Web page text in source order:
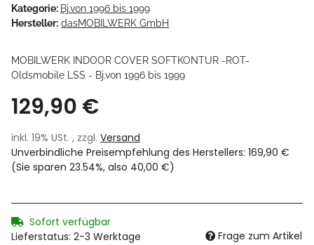
Kategorie: Bj.von 1996 bis 1999
Hersteller: dasMOBILWERK GmbH
MOBILWERK INDOOR COVER SOFTKONTUR -ROT-
Oldsmobile LSS - Bj.von 1996 bis 1999
129,90 €
inkl. 19% USt. , zzgl. Versand
Unverbindliche Preisempfehlung des Herstellers: 169,90 €
(Sie sparen 23.54%, also 40,00 €)
Sofort verfügbar
Lieferstatus: 2-3 Werktage
Frage zum Artikel